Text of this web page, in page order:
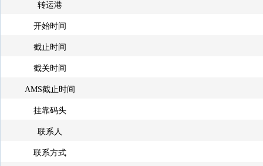
转运港
开始时间
截止时间
截关时间
AMS截止时间
挂靠码头
联系人
联系方式